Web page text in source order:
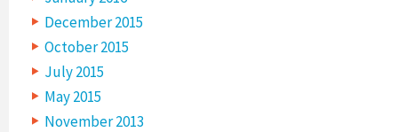
December 2015
October 2015
July 2015
May 2015
November 2013